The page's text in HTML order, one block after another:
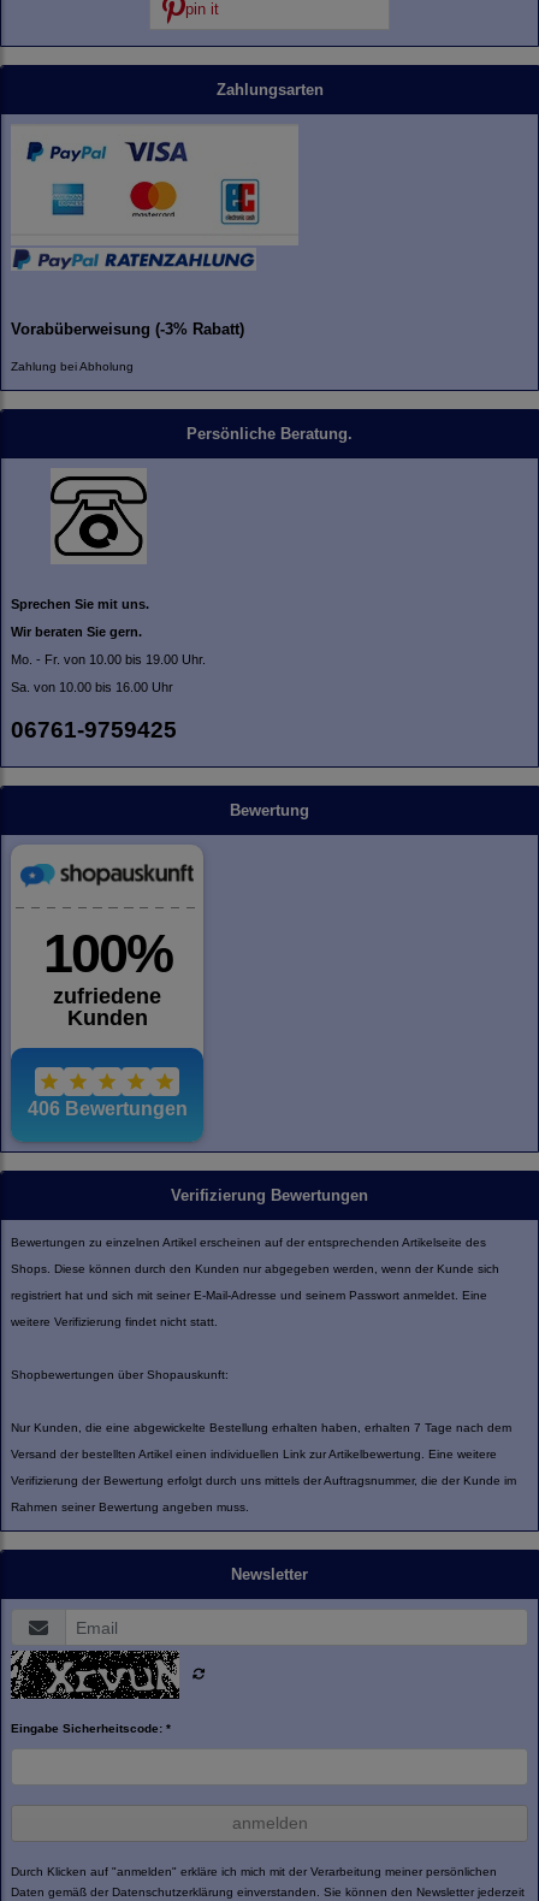
pin it
Zahlungsarten
Vorabüberweisung (-3% Rabatt)
Zahlung bei Abholung
Persönliche Beratung.
Sprechen Sie mit uns.
Wir beraten Sie gern.
Mo. - Fr. von 10.00 bis 19.00 Uhr.
Sa. von 10.00 bis 16.00 Uhr
06761-9759425
Bewertung
Verifizierung Bewertungen
Bewertungen zu einzelnen Artikel erscheinen auf der entsprechenden Artikelseite des
Shops. Diese können durch den Kunden nur abgegeben werden, wenn der Kunde sich
registriert hat und sich mit seiner E-Mail-Adresse und seinem Passwort anmeldet. Eine
weitere Verifizierung findet nicht statt.
Shopbewertungen über Shopauskunft:
Nur Kunden, die eine abgewickelte Bestellung erhalten haben, erhalten 7 Tage nach dem
Versand der bestellten Artikel einen individuellen Link zur Artikelbewertung. Eine weitere
Verifizierung der Bewertung erfolgt durch uns mittels der Auftragsnummer, die der Kunde im
Rahmen seiner Bewertung angeben muss.
Newsletter
Eingabe Sicherheitscode: *
anmelden
Durch Klicken auf "anmelden" erkläre ich mich mit der Verarbeitung meiner persönlichen
Daten gemäß der Datenschutzerklärung einverstanden. Sie können den Newsletter jederzeit